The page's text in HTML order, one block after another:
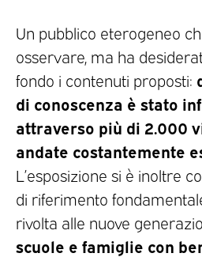
Un pubblico eterogeneo
osservare, ma ha
fondo i contenuti proposti:
di conoscenza è stato
attraverso più di 2.000
andate costantemente
L’esposizione si è inoltre
di riferimento
rivolta alle nuove
scuole e famiglie con